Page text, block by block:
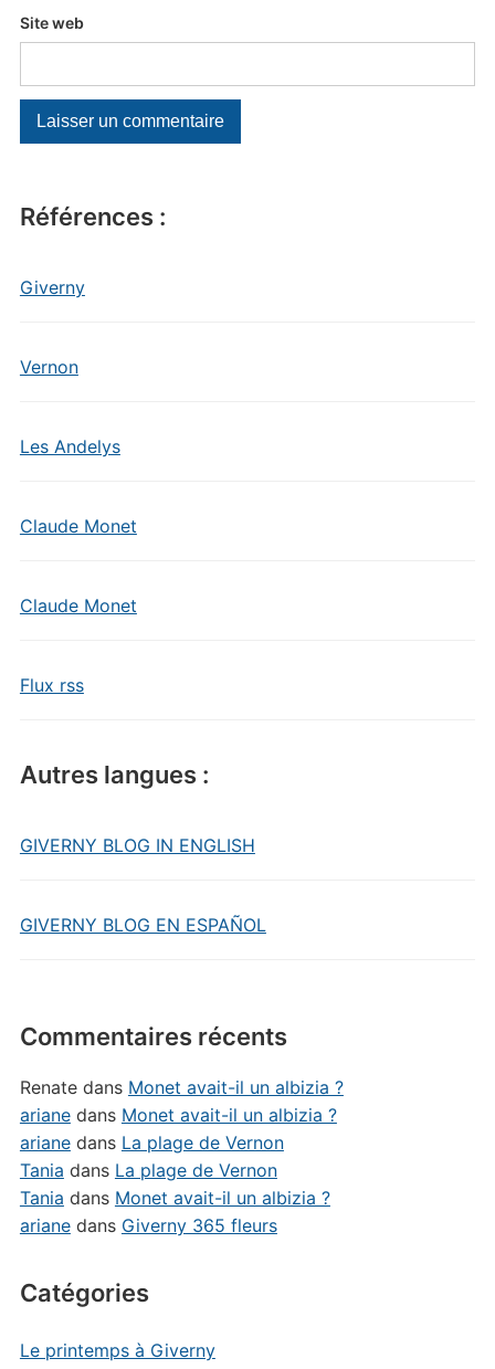
Références :
Giverny
Vernon
Les Andelys
Claude Monet
Claude Monet
Flux rss
Autres langues :
GIVERNY BLOG IN ENGLISH
GIVERNY BLOG EN ESPAÑOL
Site web
Commentaires récents
Renatedans Monet avait-il un albizia ?
arianedans Monet avait-il un albizia ?
arianedans La plage de Vernon
Tania dans La plage de Vernon
Tania dans Monet avait-il un albizia ?
arianedans Giverny 365 fleurs
Catégories
Le printemps à Giverny